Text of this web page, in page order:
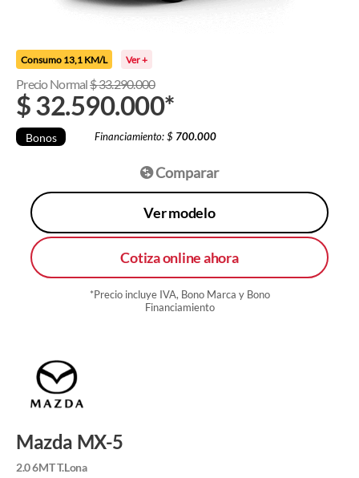
Consumo 13,1 KM/L Ver +
Precio Normal$33.290.000
$32.590.000*
Bonos Financiamiento: $ 700.000
Comparar
Ver modelo
Cotiza online ahora
*Precio incluye IVA, Bono Marca y Bono
Financiamiento
Mazda MX-5
2.0 6MT T.Lona